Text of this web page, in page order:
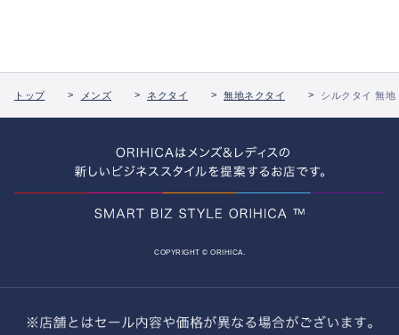
トップ メンズ ネクタイ 無地ネクタイ シルクタイ 無地
COPYRIGHT © ORIHICA.